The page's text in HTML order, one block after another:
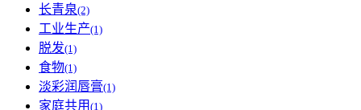
长青泉(2)
工业生产(1)
脱发(1)
食物(1)
淡彩润唇膏(1)
家庭共用 (1)